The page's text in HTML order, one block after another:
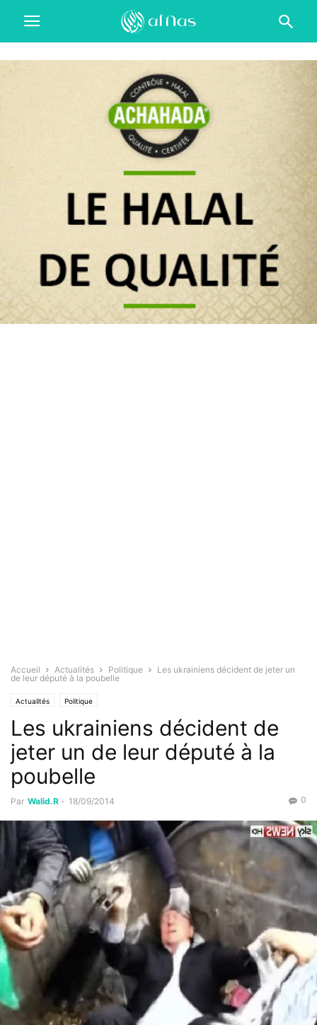
Accueil Actualités Politique
Les ukrainiens décident de jeter un
de leur député à la poubelle
Actualités Politique
Les ukrainiens décident de
jeter un de leur député à la
poubelle
Par Walid.R - 18/09/2014 0